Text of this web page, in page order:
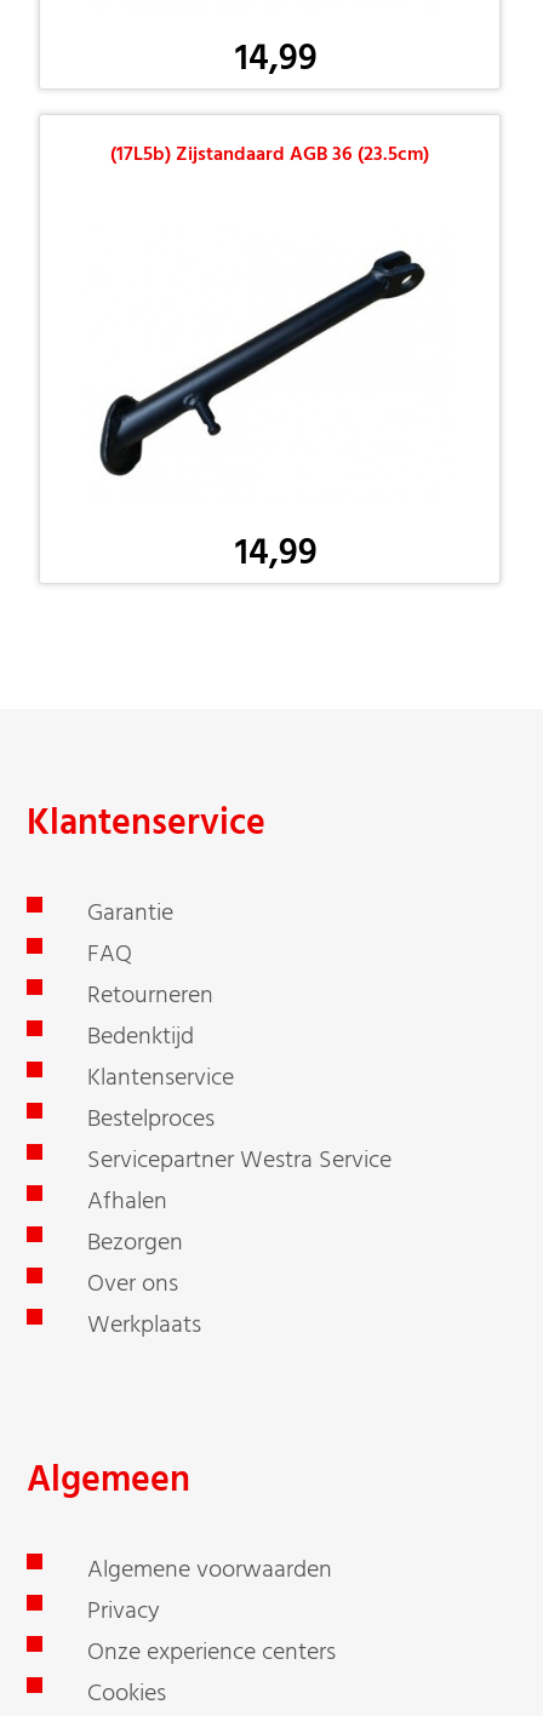
14,99
(17L5b) Zijstandaard AGB 36 (23.5cm)
14,99
Klantenservice
Garantie
FAQ
Retourneren
Bedenktijd
Klantenservice
Bestelproces
Servicepartner Westra Service
Afhalen
Bezorgen
Over ons
Werkplaats
Algemeen
Algemene voorwaarden
Privacy
Onze experience centers
Cookies